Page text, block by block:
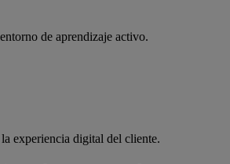
de aprendizaje activo.
experiencia digital del cliente.